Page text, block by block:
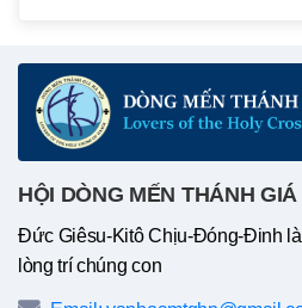
HỘI DÒNG MẾN THÁNH GIÁ
Đức Giêsu-Kitô Chịu-Đóng-Đinh
lòng trí chúng con